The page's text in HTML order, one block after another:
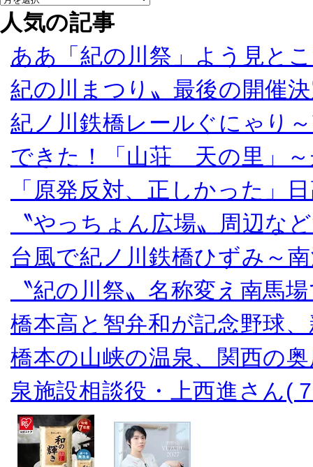
人気の記事
ああ「紀の川祭」よう見と
紀の川まつり〟最後の開催
紀ノ川鉄橋レールぐにゃり
できた！「山荘 天の里」～
「原発反対、正しかった」
〝やっちょん広場〟周辺な
台風で紀ノ川鉄橋ひずみ～
〝紀の川祭〟名称変え南馬
橋本高と智弁和が記念野球
橋本の山峡の温泉、関西の
泉施設相談役・上西進さん(